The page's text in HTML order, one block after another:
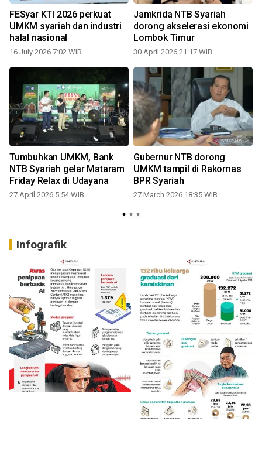
FESyar KTI 2026 perkuat
UMKM syariah dan industri
halal nasional
16 July 2026 7:02 WIB
Jamkrida NTB Syariah
dorong akselerasi ekonomi
Lombok Timur
30 April 2026 21:17 WIB
Tumbuhkan UMKM, Bank
NTB Syariah gelar Mataram
Friday Relax di Udayana
27 April 2026 5:54 WIB
Gubernur NTB dorong
UMKM tampil di Rakornas
BPR Syariah
27 March 2026 18:35 WIB
Infografik